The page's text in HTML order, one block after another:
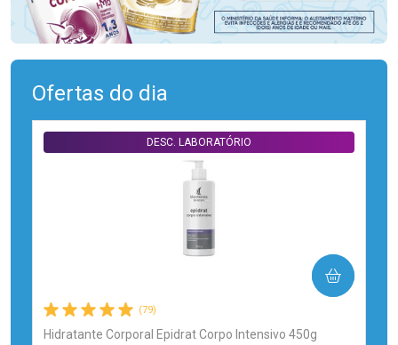
Ofertas do dia
(79)
Hidratante Corporal Epidrat Corpo Intensivo 450g
DESC. LABORATÓRIO
COMPRAR